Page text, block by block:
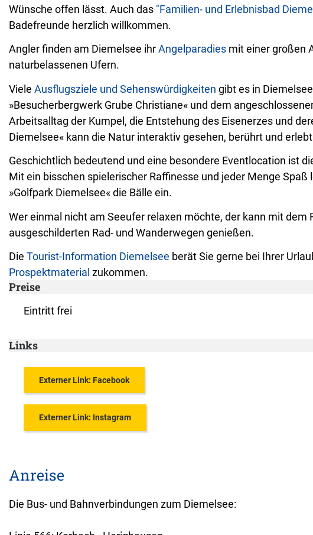
Wünsche offen lässt. Auch das "Familien- und Erlebnisbad
Badefreunde herzlich willkommen.
Angler finden am Diemelsee ihrAngelparadies mit einer großen
naturbelassenen Ufern.
Viele Ausflugsziele und Sehenswürdigkeiten gibt es in
»Besucherbergwerk Grube Christiane« und dem
Arbeitsalltag der Kumpel, die Entstehung des Eisenerzes und
Diemelsee« kann die Natur interaktiv gesehen, berührt und
Geschichtlich bedeutend und eine besondere Eventlocation ist
Mit ein bisschen spielerischer Raffinesse und jeder Menge
»Golfpark Diemelsee« die Bälle ein.
Wer einmal nicht am Seeufer relaxen möchte, der kann mit
ausgeschilderten Rad- und Wanderwegen genießen.
Die Tourist-Information Diemelsee berät Sie gerne bei Ihrer
Prospektmaterial zukommen.
Preise
Eintritt frei
Links
Externer Link: Facebook
Externer Link: Instagram
Anreise
Die Bus- und Bahnverbindungen zum Diemelsee: